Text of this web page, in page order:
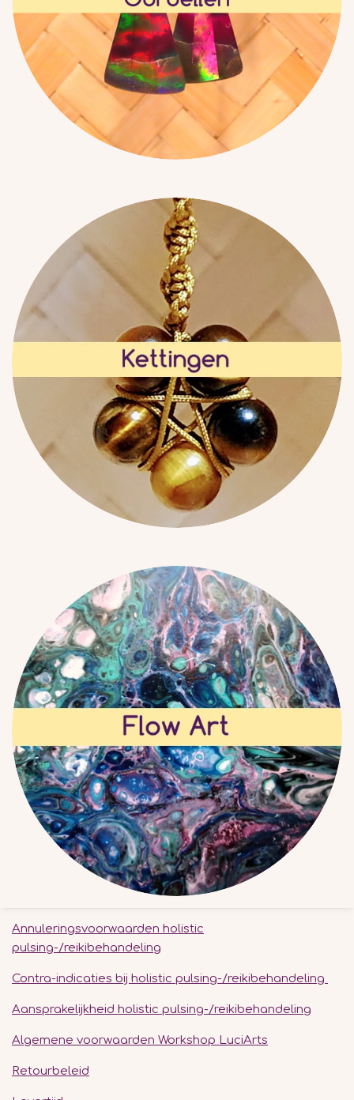
Annuleringsvoorwaarden holistic
pulsing-/reikibehandeling
Contra-indicaties bij holistic pulsing-/reikibehandeling
Aansprakelijkheid holistic pulsing-/reikibehandeling
Algemene voorwaarden Workshop LuciArts
Retourbeleid